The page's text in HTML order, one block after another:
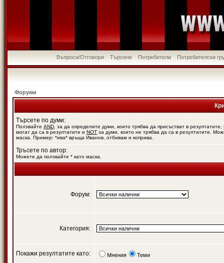
Въпроси/Отговори Търсене Потребители Потребителски
Форуми
Търсете по думи:
Ползвайте AND , за да определите думи, които трябва да присъстват в резултатите,
могат да са в резултатите и NOT за думи, които не трябва да са в резултатите.
маска. Пример: *ива* връща Иванов, отбивам и коприва.
Тръсете по автор:
Можете да ползвайте * като маска.
Форум:
Категория:
Покажи резултатите като: Мнения Теми